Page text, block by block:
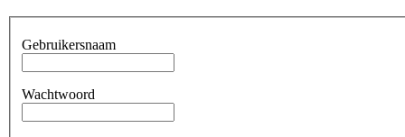
Gebruikersnaam
Wachtwoord